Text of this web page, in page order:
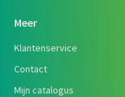
Meer
Klantenservice
Contact
Mijn catalogus